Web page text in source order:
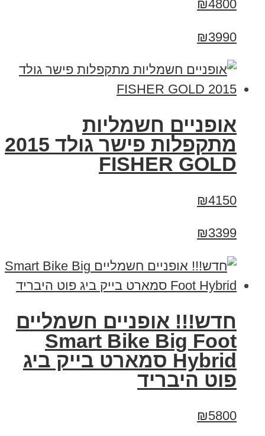
₪4800
₪3990
אופניים חשמליות
מתקפלות פישר גולד 2015
FISHER GOLD
₪4150
₪3399
חדש!!! אופניים חשמליים
Smart Bike Big Foot
Hybrid סמארט בייק ביג
פוט היבריד
₪5800